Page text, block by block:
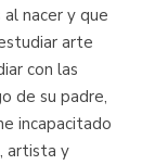
nacer y que
arte
con las
de su padre,
incapacitado
artista y